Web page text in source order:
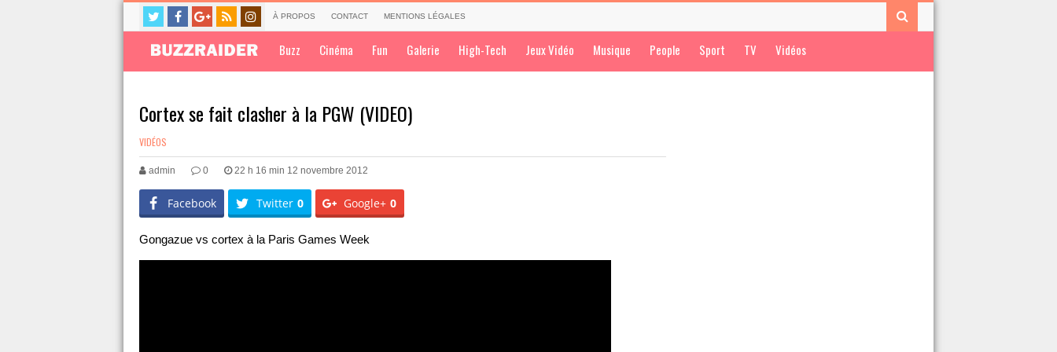
À PROPOS CONTACT MENTIONS LÉGALES
Buzz Cinéma Fun Galerie High-Tech Jeux Vidéo Musique People Sport TV Vidéos
Cortex se fait clasher à la PGW (VIDEO)
VIDÉOS
admin 0 22 h 16 min 12 novembre 2012
Facebook Twitter 0 Google+ 0
Gongazue vs cortex à la Paris Games Week